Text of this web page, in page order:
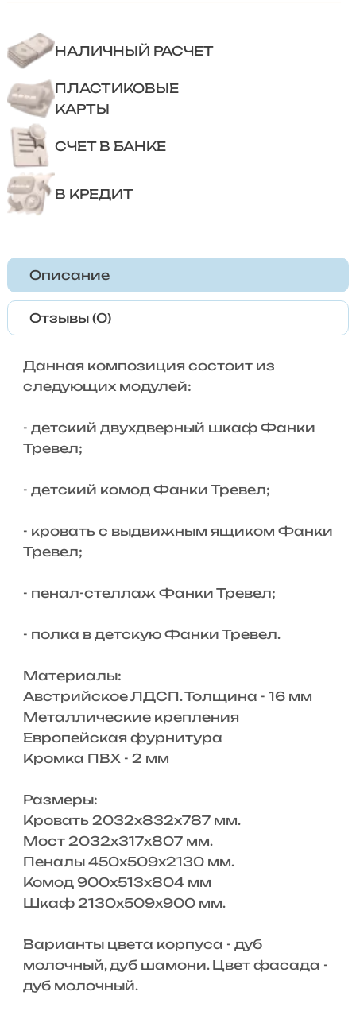
НАЛИЧНЫЙ РАСЧЕТ
ПЛАСТИКОВЫЕ
КАРТЫ
СЧЕТ В БАНКЕ
В КРЕДИТ
Описание
Отзывы (0)
Данная композиция состоит из
следующих модулей:
- детский двухдверный шкаф Фанки
Тревел;
- детский комод Фанки Тревел;
- кровать с выдвижным ящиком Фанки
Тревел;
- пенал-стеллаж Фанки Тревел;
- полка в детскую Фанки Тревел.
Материалы:
Австрийское ЛДСП. Толщина - 16 мм
Металлические крепления
Европейская фурнитура
Кромка ПВХ - 2 мм
Размеры:
Кровать 2032х832х787 мм.
Мост 2032х317х807 мм.
Пеналы 450х509х2130 мм.
Комод 900х513х804 мм
Шкаф 2130х509х900 мм.
Варианты цвета корпуса - дуб
молочный, дуб шамони. Цвет фасада -
дуб молочный.